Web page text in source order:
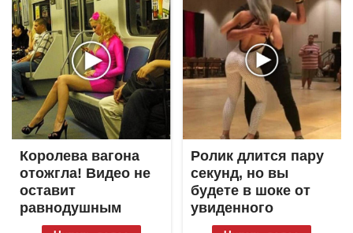
Королева вагона
отожгла! Видео не
оставит
равнодушным
Ролик длится пару
секунд, но вы
будете в шоке от
увиденного